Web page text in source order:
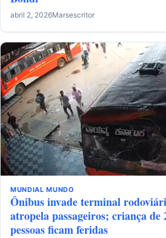
abril 2, 2026Marsescritor
MUNDIAL MUNDO
Ônibus invade terminal
atropela passageiros; criança de
pessoas ficam feridas